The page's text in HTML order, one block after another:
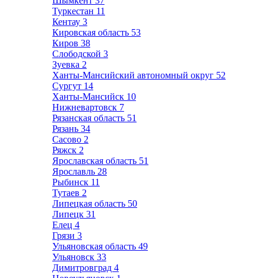
Туркестан 11
Кентау 3
Кировская область 53
Киров 38
Слободской 3
Зуевка 2
Ханты-Мансийский автономный округ 52
Сургут 14
Ханты-Мансийск 10
Нижневартовск 7
Рязанская область 51
Рязань 34
Сасово 2
Ряжск 2
Ярославская область 51
Ярославль 28
Рыбинск 11
Тутаев 2
Липецкая область 50
Липецк 31
Елец 4
Грязи 3
Ульяновская область 49
Ульяновск 33
Димитровград 4